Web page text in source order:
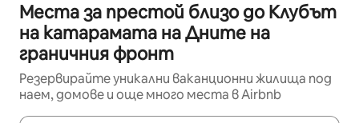
Места за престой близо до Клубът
на катарамата на Дните на
граничния фронт
Резервирайте уникални ваканционни жилища под
наем, домове и още много места в Airbnb